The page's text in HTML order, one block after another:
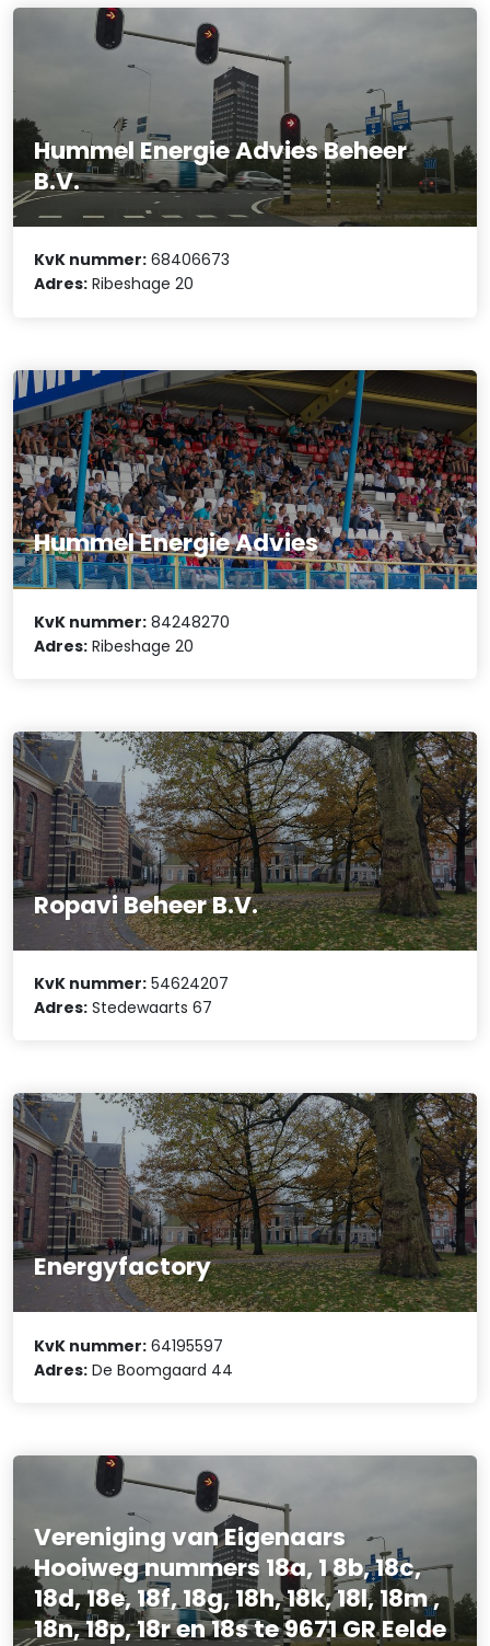
Hummel Energie Advies Beheer
B.V.
KvK nummer: 68406673
Adres: Ribeshage 20
Hummel Energie Advies
KvK nummer: 84248270
Adres: Ribeshage 20
Ropavi Beheer B.V.
KvK nummer: 54624207
Adres: Stedewaarts 67
Energyfactory
KvK nummer: 64195597
Adres: De Boomgaard 44
Vereniging van Eigenaars
Hooiweg nummers 18a, 1 8b, 18c,
18d, 18e, 18f, 18g, 18h, 18k, 18l, 18m ,
18n, 18p, 18r en 18s te 9671 GR Eelde